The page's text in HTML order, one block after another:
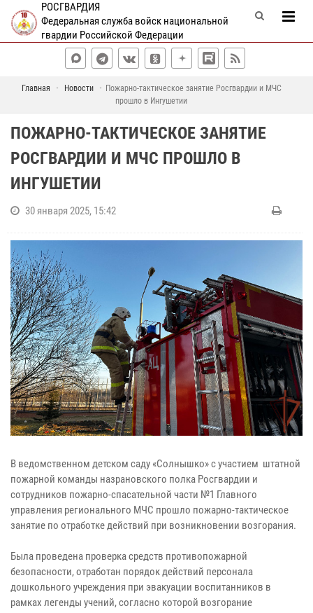
РОСГВАРДИЯ
Федеральная служба войск национальной
гвардии Российской Федерации
Главная Новости
Пожарно-тактическое занятие Росгвардии и МЧС
прошло в Ингушетии
ПОЖАРНО-ТАКТИЧЕСКОЕ ЗАНЯТИЕ
РОСГВАРДИИ И МЧС ПРОШЛО В
ИНГУШЕТИИ
30 января 2025, 15:42
В ведомственном детском саду «Солнышко» с участием штатной
пожарной команды назрановского полка Росгвардии и
сотрудников пожарно-спасательной части №1 Главного
управления регионального МЧС прошло пожарно-тактическое
занятие по отработке действий при возникновении возгорания.
Была проведена проверка средств противопожарной
безопасности, отработан порядок действий персонала
дошкольного учреждения при эвакуации воспитанников в
рамках легенды учений, согласно которой возгорание